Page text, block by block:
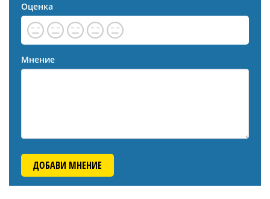
Оценка
Мнение
ДОБАВИ МНЕНИЕ